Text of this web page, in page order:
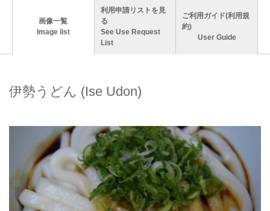
画像一覧
Image list
利用申請リストを見
る
See Use Request
List
ご利用ガイド(利用規
約)
User Guide
伊勢うどん (Ise Udon)